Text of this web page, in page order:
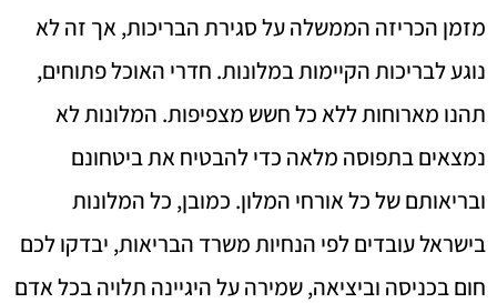
מזמן הכריזה הממשלה על סגירת הבריכות, אך זה לא
נוגע לבריכות הקיימות במלונות. חדרי האוכל פתוחים,
תהנו מארוחות ללא כל חשש מצפיפות. המלונות לא
נמצאים בתפוסה מלאה כדי להבטיח את ביטחונם
ובריאותם של כל אורחי המלון. כמובן, כל המלונות
בישראל עובדים לפי הנחיות משרד הבריאות, יבדקו לכם
חום בכניסה וביציאה, שמירה על היגיינה תלויה בכל אדם